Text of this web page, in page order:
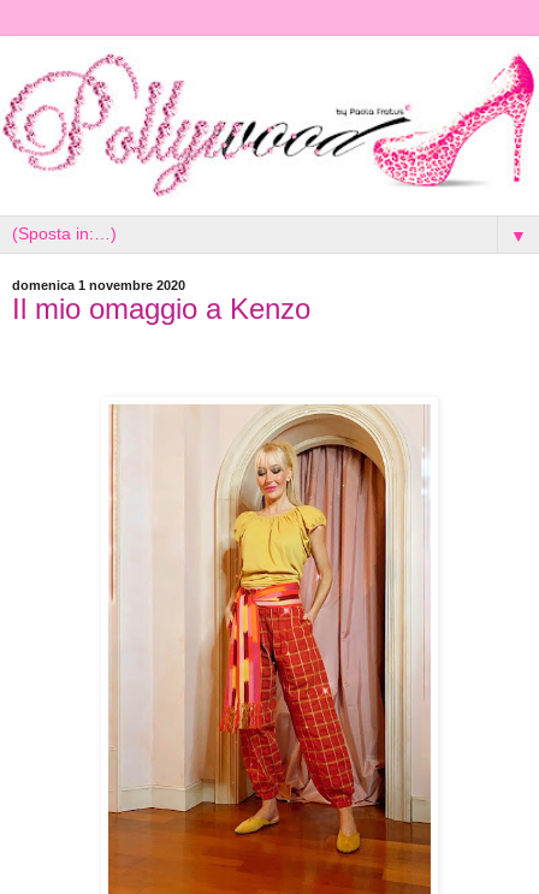
▼
domenica 1 novembre 2020
Il mio omaggio a Kenzo